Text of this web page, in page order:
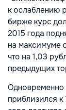
к ослаблению
бирже курс
2015 года
на максимуме
что на 1,03
предыдущих
Одновременно
приблизился